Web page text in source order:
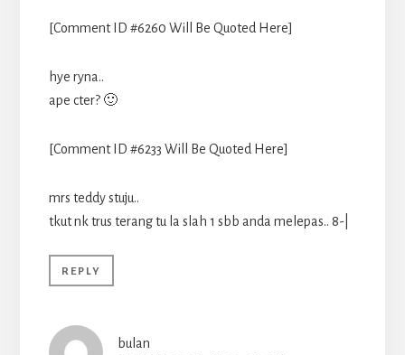
[Comment ID #6260 Will Be Quoted Here]
hye ryna..
ape cter? 🙂
[Comment ID #6233 Will Be Quoted Here]
mrs teddy stuju..
tkut nk trus terang tu la slah 1 sbb anda melepas.. 8-|
REPLY
bulan